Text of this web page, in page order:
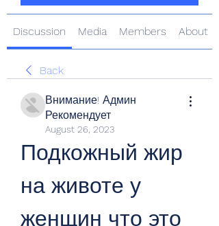
Discussion Media Members About
Back
Внимание! Админ
Рекомендует
August 26, 2023
Подкожный жир
на животе у
женщин что это